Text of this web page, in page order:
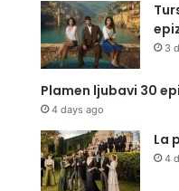
3
Plamen ljubavi 30
4 days ago
La
4